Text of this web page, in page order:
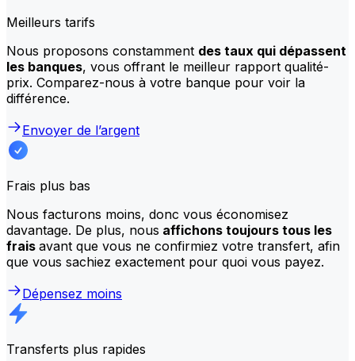
Meilleurs tarifs
Nous proposons constamment des taux qui dépassent
les banques, vous offrant le meilleur rapport qualité-
prix. Comparez-nous à votre banque pour voir la
différence.
Envoyer de l’argent
Frais plus bas
Nous facturons moins, donc vous économisez
davantage. De plus, nous affichons toujours tous les
frais avant que vous ne confirmiez votre transfert, afin
que vous sachiez exactement pour quoi vous payez.
Dépensez moins
Transferts plus rapides